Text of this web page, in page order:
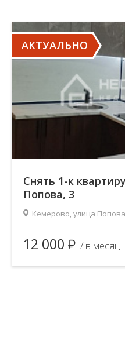
АКТУАЛЬНО
Снять 1-к
Попова, 3
Кемерово, улица
Площадь (общ/жил/кух), м2:
Количество комнат:
Этаж:
12 000 / в месяц